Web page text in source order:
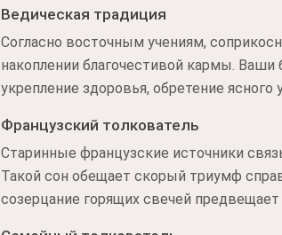
Ведическая традиция
Согласно восточным учениям,
накоплении благочестивой кармы.
укрепление здоровья, обретение
Французский толкователь
Старинные французские источники
Такой сон обещает скорый триумф
созерцание горящих свечей